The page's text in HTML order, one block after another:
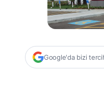
Google'da bizi